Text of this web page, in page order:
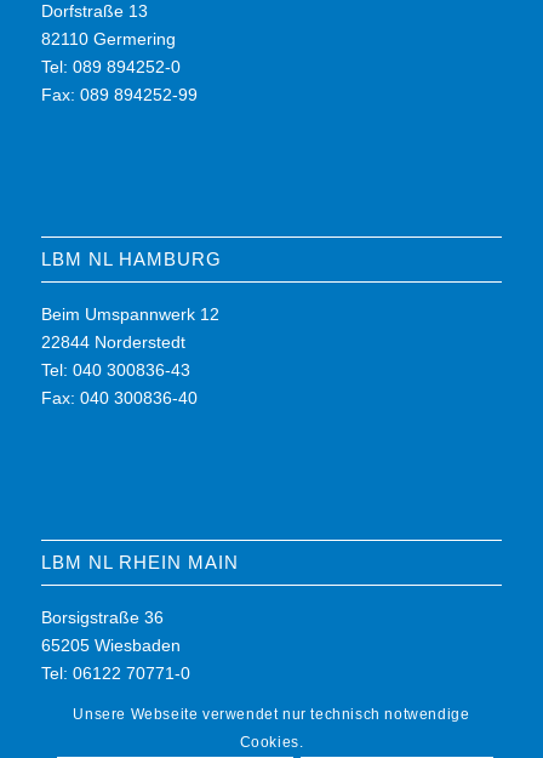
Dorfstraße 13
82110 Germering
Tel: 089 894252-0
Fax: 089 894252-99
LBM NL HAMBURG
Beim Umspannwerk 12
22844 Norderstedt
Tel: 040 300836-43
Fax: 040 300836-40
LBM NL RHEIN MAIN
Borsigstraße 36
65205 Wiesbaden
Tel: 06122 70771-0
Unsere Webseite verwendet nur technisch notwendige
Cookies.